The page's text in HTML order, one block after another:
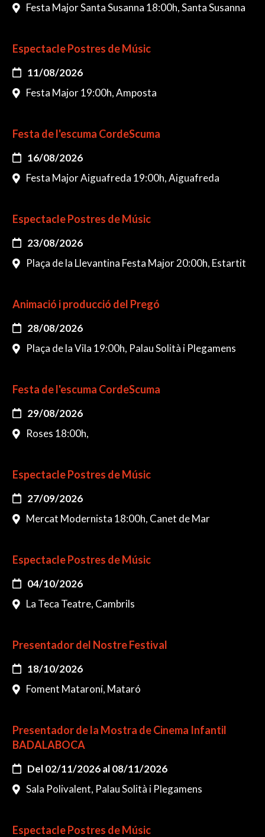
Festa Major Santa Susanna 18:00h, Santa Susanna
Espectacle Postres de Músic
11/08/2026
Festa Major 19:00h, Amposta
Festa de l'escuma CordeScuma
16/08/2026
Festa Major Aiguafreda 19:00h, Aiguafreda
Espectacle Postres de Músic
23/08/2026
Plaça de la Llevantina Festa Major 20:00h, Estartit
Animació i producció del Pregó
28/08/2026
Plaça de la Vila 19:00h, Palau Solità i Plegamens
Festa de l'escuma CordeScuma
29/08/2026
Roses 18:00h,
Espectacle Postres de Músic
27/09/2026
Mercat Modernista 18:00h, Canet de Mar
Espectacle Postres de Músic
04/10/2026
La Teca Teatre, Cambrils
Presentador del Nostre Festival
18/10/2026
Foment Mataroní, Mataró
Presentador de la Mostra de Cinema Infantil
BADALABOCA
Del 02/11/2026 al 08/11/2026
Sala Polivalent, Palau Solità i Plegamens
Espectacle Postres de Músic